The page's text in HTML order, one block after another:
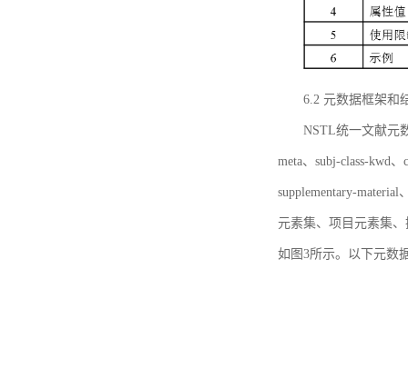
6.2 元数据框架和
NSTL统一文献元
meta、subj-class-kwd
supplementary-
元素集、项目元素集
如图3所示。以下元数